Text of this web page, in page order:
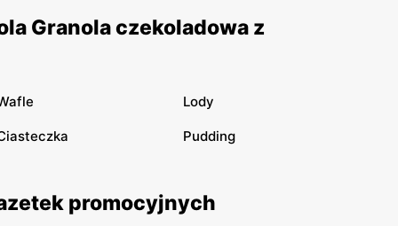
Granola czekoladowa z
Lody
Pudding
promocyjnych